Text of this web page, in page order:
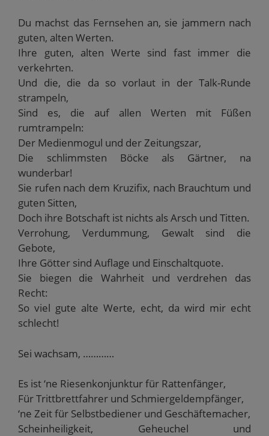
Du machst das Fernsehen an, sie jammern nach
guten, alten Werten.
Ihre guten, alten Werte sind fast immer die
verkehrten.
Und die, die da so vorlaut in der Talk-Runde
strampeln,
Sind es, die auf allen Werten mit Füßen
rumtrampeln:
Der Medienmogul und der Zeitungszar,
Die schlimmsten Böcke als Gärtner, na
wunderbar!
Sie rufen nach dem Kruzifix, nach Brauchtum und
guten Sitten,
Doch ihre Botschaft ist nichts als Arsch und Titten.
Verrohung, Verdummung, Gewalt sind die
Gebote,
Ihre Götter sind Auflage und Einschaltquote.
Sie biegen die Wahrheit und verdrehen das
Recht:
So viel gute alte Werte, echt, da wird mir echt
schlecht!
Sei wachsam, …………
Es ist ‘ne Riesenkonjunktur für Rattenfänger,
Für Trittbrettfahrer und Schmiergeldempfänger,
‘ne Zeit für Selbstbediener und Geschäftemacher,
Scheinheiligkeit, Geheuchel und